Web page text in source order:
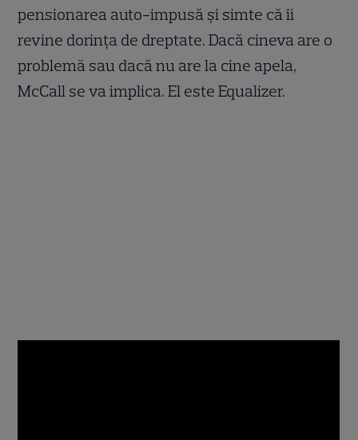
pensionarea auto-impusă şi simte că îi
revine dorinţa de dreptate. Dacă cineva are o
problemă sau dacă nu are la cine apela,
McCall se va implica. El este Equalizer.